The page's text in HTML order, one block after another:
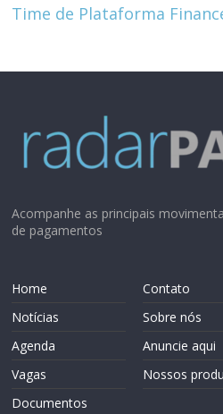
Time de Plataforma
Acompanhe as principais
de pagamentos
Home
Notícias
Agenda
Vagas
Documentos
Contato
Sobre nós
Anuncie aqui
Nossos